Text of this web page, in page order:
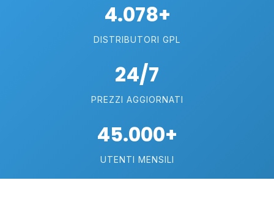
4.078+
DISTRIBUTORI GPL
24/7
PREZZI AGGIORNATI
45.000+
UTENTI MENSILI